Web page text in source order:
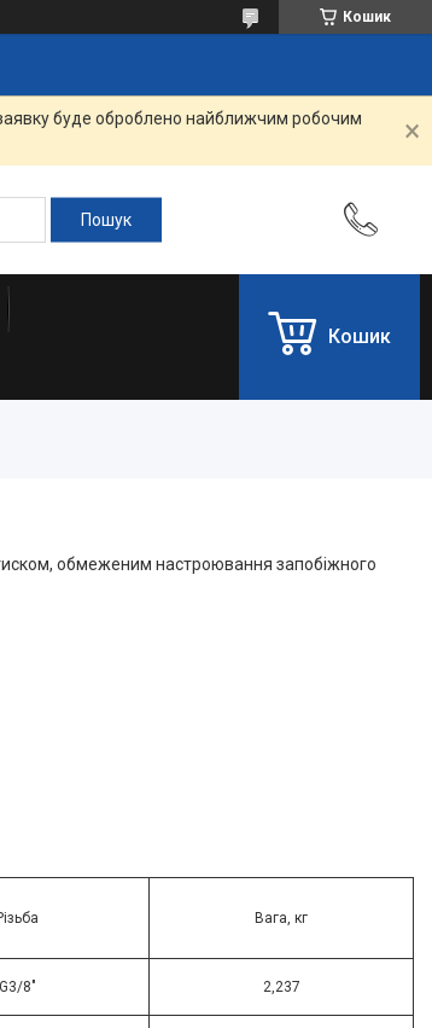
Кошик
буде оброблено найближчим робочим
Кошик
обмеженим настроювання запобіжного
Вага, кг
G3/8" 2,237